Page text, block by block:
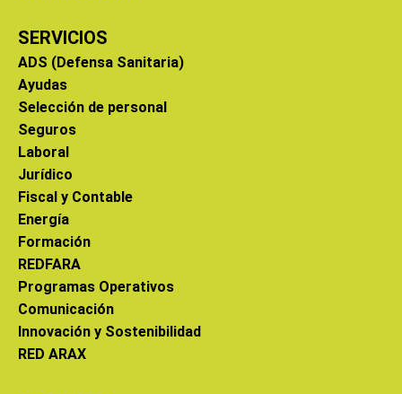
SERVICIOS
ADS (Defensa Sanitaria)
Ayudas
Selección de personal
Seguros
Laboral
Jurídico
Fiscal y Contable
Energía
Formación
REDFARA
Programas Operativos
Comunicación
Innovación y Sostenibilidad
RED ARAX